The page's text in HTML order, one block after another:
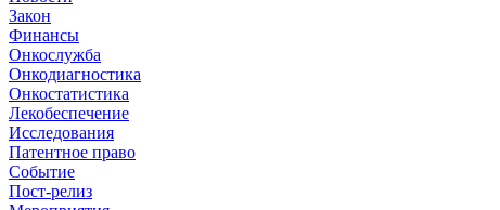
Закон
Финансы
Онкослужба
Онкодиагностика
Онкостатистика
Лекобеспечение
Исследования
Патентное право
Событие
Пост-релиз